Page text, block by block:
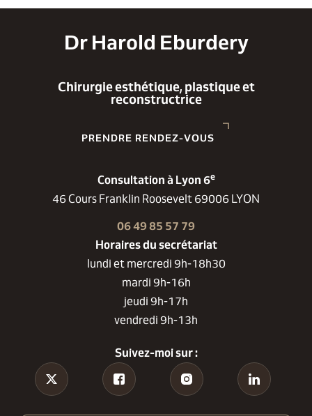
Dr Harold Eburdery
Chirurgie esthétique, plastique et
reconstructrice
PRENDRE RENDEZ-VOUS
Consultation à Lyon 6e
46 Cours Franklin Roosevelt 69006 LYON
06 49 85 57 79
Horaires du secrétariat
lundi et mercredi 9h-18h30
mardi 9h-16h
jeudi 9h-17h
vendredi 9h-13h
Suivez-moi sur :